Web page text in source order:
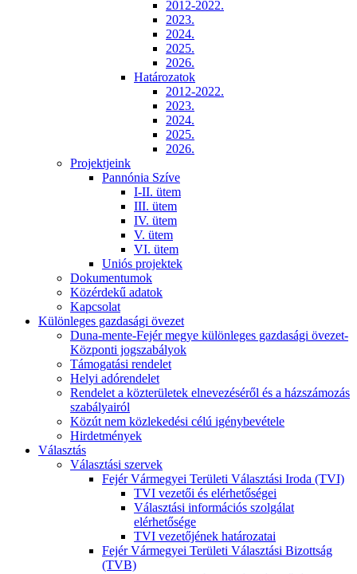
2012-2022.
2023.
2024.
2025.
2026.
Határozatok
2012-2022.
2023.
2024.
2025.
2026.
Projektjeink
Pannónia Szíve
I-II. ütem
III. ütem
IV. ütem
V. ütem
VI. ütem
Uniós projektek
Dokumentumok
Közérdekű adatok
Kapcsolat
Különleges gazdasági övezet
Duna-mente-Fejér megye különleges gazdasági övezet-
Központi jogszabályok
Támogatási rendelet
Helyi adórendelet
Rendelet a közterületek elnevezéséről és a házszámozás
szabályairól
Közút nem közlekedési célú igénybevétele
Hirdetmények
Választás
Választási szervek
Fejér Vármegyei Területi Választási Iroda (TVI)
TVI vezetői és elérhetőségei
Választási információs szolgálat
elérhetősége
TVI vezetőjének határozatai
Fejér Vármegyei Területi Választási Bizottság
(TVB)